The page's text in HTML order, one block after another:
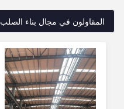
المقاولون في مجال بناء الصلب